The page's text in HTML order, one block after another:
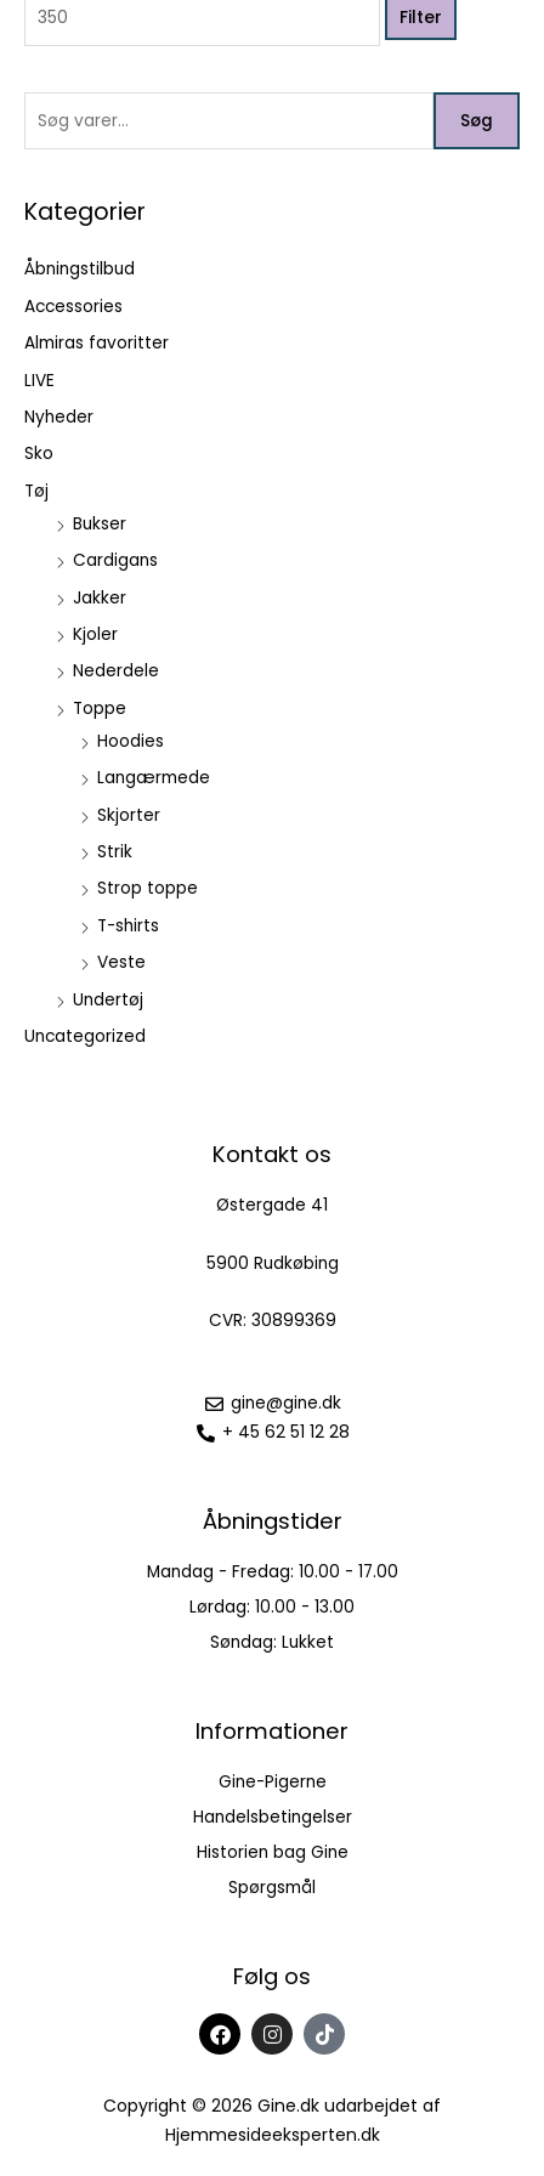
e
r
s
e
r
Filter
e
:
Søg
Kategorier
Åbningstilbud
Accessories
Almiras favoritter
LIVE
Nyheder
Sko
Tøj
Bukser
Cardigans
Jakker
Kjoler
Nederdele
Toppe
Hoodies
Langærmede
Skjorter
Strik
Strop toppe
T-shirts
Veste
Undertøj
Uncategorized
Kontakt os
Østergade 41
5900 Rudkøbing
CVR: 30899369
gine@gine.dk
+ 45 62 51 12 28
Åbningstider
Mandag - Fredag: 10.00 - 17.00
Lørdag: 10.00 - 13.00
Søndag: Lukket
Informationer
Gine-Pigerne
Handelsbetingelser
Historien bag Gine
Spørgsmål
Følg os
F
a
c
b
o
o
I
n
s
a
g
r
T
i
k
o
k
Copyright © 2026 Gine.dk udarbejdet af
Hjemmesideeksperten.dk